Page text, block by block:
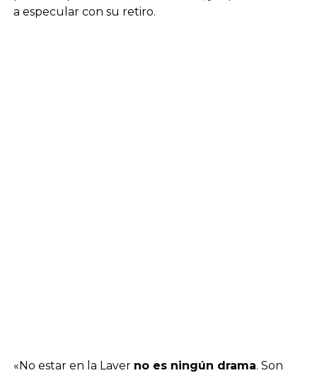
a especular con su retiro.
«No estar en la Laver no es ningún drama. Son